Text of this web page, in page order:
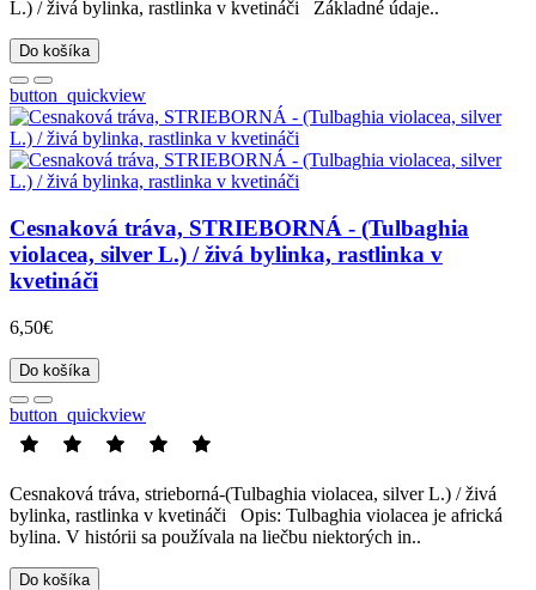
L.) / živá bylinka, rastlinka v kvetináči Základné údaje..
Do košíka
button_quickview
Cesnaková tráva, STRIEBORNÁ - (Tulbaghia
violacea, silver L.) / živá bylinka, rastlinka v
kvetináči
6,50€
Do košíka
button_quickview
Cesnaková tráva, strieborná-(Tulbaghia violacea, silver L.) / živá
bylinka, rastlinka v kvetináči Opis: Tulbaghia violacea je africká
bylina. V histórii sa používala na liečbu niektorých in..
Do košíka